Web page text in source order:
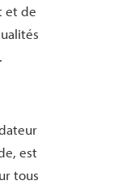
et de
est
tous